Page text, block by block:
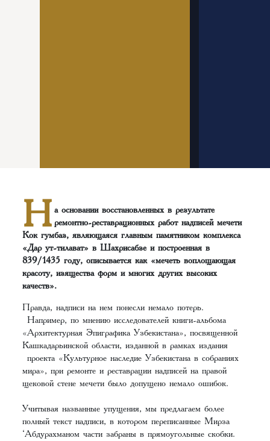
Н а основании восстановленных в результате
ремонтно-реставрационных работ надписей мечети
Кок гумбаз, являющаяся главным памятником комплекса
«Дар ут-тилават» в Шахрисабзе и построенная в
839/1435 году, описывается как «мечеть воплощающая
красоту, изящества форм и многих других высоких
качеств».
Правда, надписи на нем понесли немало потерь.
Например, по мнению исследователей книги-альбома
«Архитектурная Эпиграфика Узбекистана», посвященной
Кашкадарьинской области, изданной в рамках издания
проекта «Культурное наследие Узбекистана в собраниях
мира», при ремонте и реставрации надписей на правой
щековой стене мечети было допущено немало ошибок.
Учитывая названные упущения, мы предлагаем более
полный текст надписи, в котором переписанные Мирза
‘Абдурахманом части забраны в прямоугольные скобки.